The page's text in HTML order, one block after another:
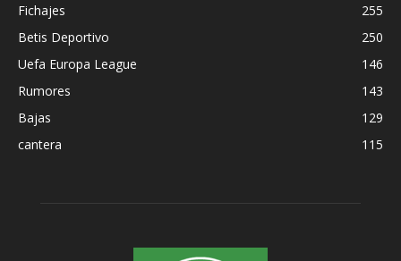
Fichajes
255
Betis Deportivo
250
Uefa Europa League
146
Rumores
143
Bajas
129
cantera
115